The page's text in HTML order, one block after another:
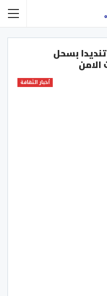
بسحل
أخبار الثقافة